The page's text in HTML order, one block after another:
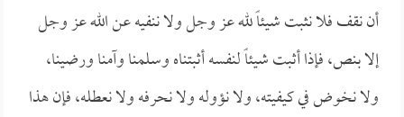
أن نقف فلا نثبت شيئاً لله عز وجل ولا ننفيه عن الله عز وجل
إلا بنص، فإذا أثبت شيئاً لنفسه أثبتناه وسلمنا وآمنا ورضينا،
ولا نخوض في كيفيته، ولا نؤوله ولا نحرفه ولا نعطله، فإن هذا